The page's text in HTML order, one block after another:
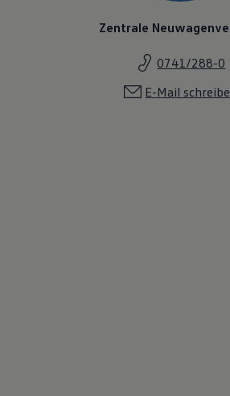
Zentrale
0741/288-0
E-Mail